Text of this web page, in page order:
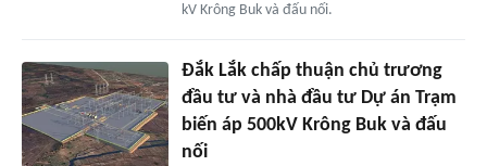
kV Krông Buk và đấu nối.
Đắk Lắk chấp thuận chủ trương
đầu tư và nhà đầu tư Dự án Trạm
biến áp 500kV Krông Buk và đấu
nối